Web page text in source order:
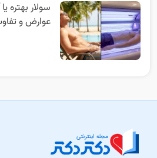
سولار بهتره
عوارض و